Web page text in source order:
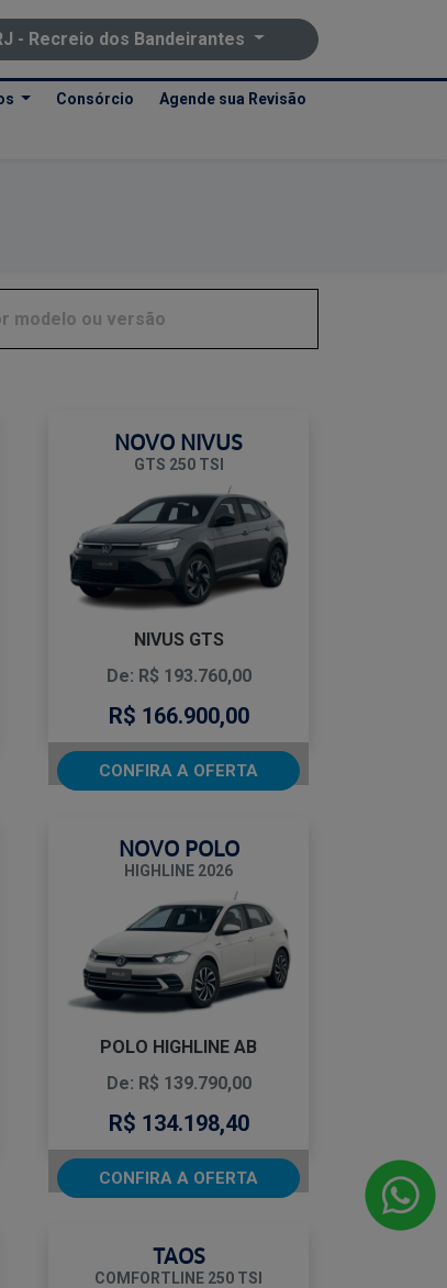
- Recreio dos Bandeirantes
Consórcio Agende sua Revisão
NOVO NIVUS
GTS 250 TSI
NIVUS GTS
De: R$ 193.760,00
R$ 166.900,00
CONFIRA A OFERTA
NOVO POLO
HIGHLINE 2026
POLO HIGHLINE AB
De: R$ 139.790,00
R$ 134.198,40
CONFIRA A OFERTA
TAOS
COMFORTLINE 250 TSI